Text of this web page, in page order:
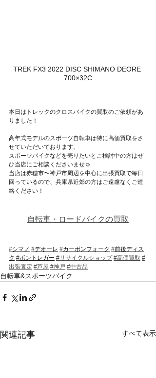
TREK FX3 2022 DISC SHIMANO DEORE
700×32C
本日はトレックのクロスバイクの買取のご依頼があ
りました！
高年式モデルのスポーツ自転車は特に高価買取をさ
せていただいております。
スポーツバイクなどを売りたいとご検討中の方はぜ
ひ当店にご相談くださいませ☺
当店は赤穂市〜神戸市周辺を中心に出張買取で毎日
回っているので、兵庫県近郊の方はご遠慮なくご連
絡ください！
自転車・ロードバイクの買取
#シマノ #デオーレ #カーボンフォーク #前後ディス
ク #ボントレガー #リサイクルショップ #高価買取 #
出張査定 #芦屋 #神戸 #中古品
自転車&スポーツバイク
関連記事 すべて表示